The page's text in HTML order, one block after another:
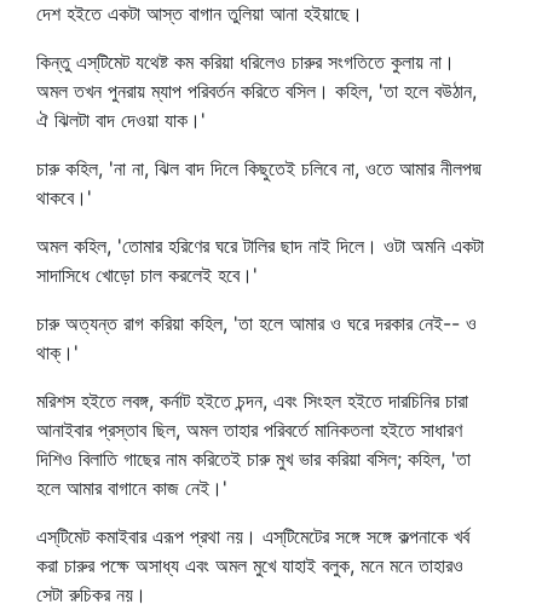
দেশ হইতে একটা আস্ত বাগান তুলিয়া আনা হইয়াছে।
কিন্তু এস্‌টিমেট যথেষ্ট কম করিয়া ধরিলেও চারুর সংগতিতে কুলায় না।
অমল তখন পুনরায় ম্যাপ পরিবর্তন করিতে বসিল। কহিল, 'তা হলে বউঠান,
ঐ ঝিলটা বাদ দেওয়া যাক।'
চারু কহিল, 'না না, ঝিল বাদ দিলে কিছুতেই চলিবে না, ওতে আমার নীলপদ্ম
থাকবে।'
অমল কহিল, 'তোমার হরিণের ঘরে টালির ছাদ নাই দিলে। ওটা অমনি একটা
সাদাসিধে খোড়ো চাল করলেই হবে।'
চারু অত্যন্ত রাগ করিয়া কহিল, 'তা হলে আমার ও ঘরে দরকার নেই-- ও
থাক্‌।'
মরিশস হইতে লবঙ্গ, কর্নাট হইতে চন্দন, এবং সিংহল হইতে দারচিনির চারা
আনাইবার প্রস্তাব ছিল, অমল তাহার পরিবর্তে মানিকতলা হইতে সাধারণ
দিশিও বিলাতি গাছের নাম করিতেই চারু মুখ ভার করিয়া বসিল; কহিল, 'তা
হলে আমার বাগানে কাজ নেই।'
এস্‌টিমেট কমাইবার এরূপ প্রথা নয়। এস্‌টিমেটের সঙ্গে সঙ্গে কল্পনাকে খর্ব
করা চারুর পক্ষে অসাধ্য এবং অমল মুখে যাহাই বলুক, মনে মনে তাহারও
সেটা রুচিকর নয়।